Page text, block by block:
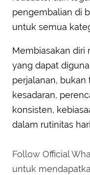
pengembalian di
untuk semua
Membiasakan diri
yang dapat
perjalanan, bukan
kesadaran,
konsisten,
dalam rutinitas
Follow Official
untuk